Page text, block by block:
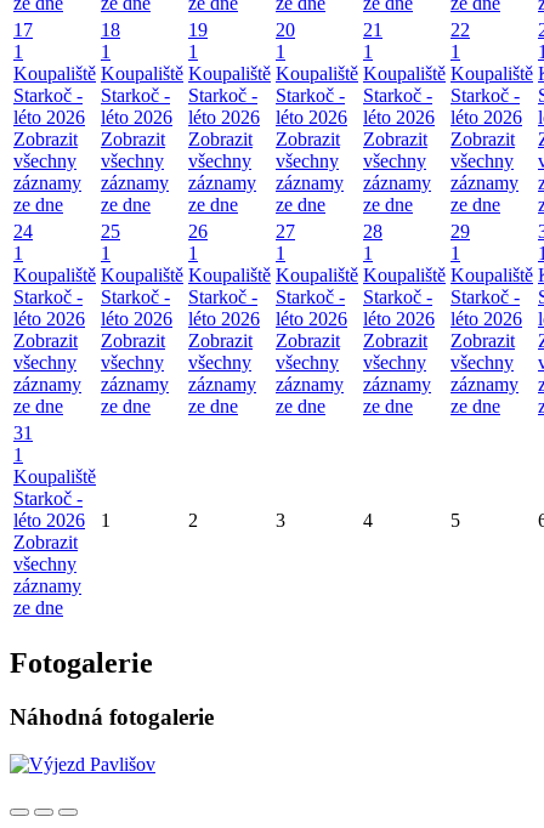
17
1
Koupaliště
Starkoč -
léto 2026
Zobrazit
všechny
záznamy
ze dne
18
1
Koupaliště
Starkoč -
léto 2026
Zobrazit
všechny
záznamy
ze dne
19
1
Koupaliště
Starkoč -
léto 2026
Zobrazit
všechny
záznamy
ze dne
20
1
Koupaliště
Starkoč -
léto 2026
Zobrazit
všechny
záznamy
ze dne
21
1
Koupaliště
Starkoč -
léto 2026
Zobrazit
všechny
záznamy
ze dne
22
1
Koupaliště
Starkoč -
léto 2026
Zobrazit
všechny
záznamy
ze dne
24
1
Koupaliště
Starkoč -
léto 2026
Zobrazit
všechny
záznamy
ze dne
25
1
Koupaliště
Starkoč -
léto 2026
Zobrazit
všechny
záznamy
ze dne
26
1
Koupaliště
Starkoč -
léto 2026
Zobrazit
všechny
záznamy
ze dne
27
1
Koupaliště
Starkoč -
léto 2026
Zobrazit
všechny
záznamy
ze dne
28
1
Koupaliště
Starkoč -
léto 2026
Zobrazit
všechny
záznamy
ze dne
29
1
Koupaliště
Starkoč -
léto 2026
Zobrazit
všechny
záznamy
ze dne
31
1
Koupaliště
Starkoč -
léto 2026
Zobrazit
všechny
záznamy
ze dne
1 2 3 4 5
Fotogalerie
Náhodná fotogalerie